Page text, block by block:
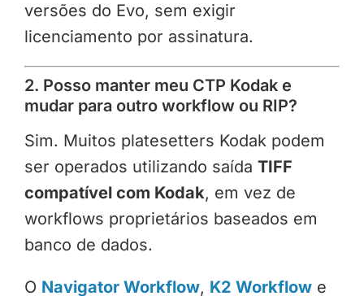
versões do Evo, sem exigir
licenciamento por assinatura.
2. Posso manter meu CTP Kodak e
mudar para outro workflow ou RIP?
Sim. Muitos platesetters Kodak podem
ser operados utilizando saída TIFF
compatível com Kodak, em vez de
workflows proprietários baseados em
banco de dados.
O Navigator Workflow, K2 Workflowe